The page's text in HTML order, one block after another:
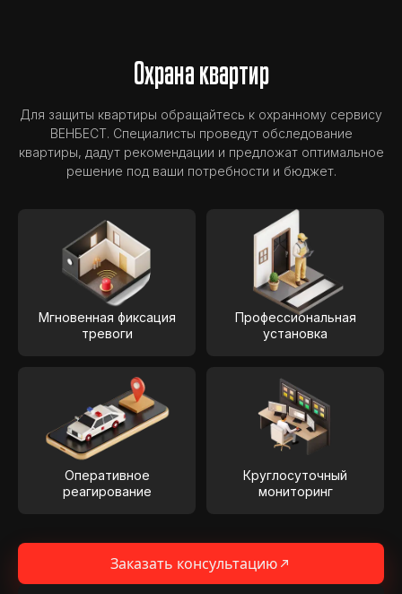
Охрана квартир
Для защиты квартиры обращайтесь к охранному сервису
ВЕНБЕСТ. Специалисты проведут обследование
квартиры, дадут рекомендации и предложат оптимальное
решение под ваши потребности и бюджет.
Мгновенная фиксация
тревоги
Профессиональная
установка
Оперативное
реагирование
Круглосуточный
мониторинг
Заказать консультацию